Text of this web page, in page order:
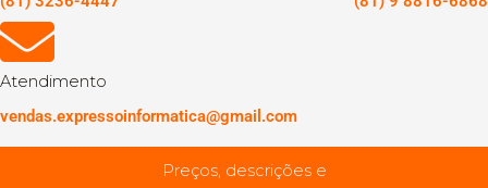
Atendimento
vendas.expressoinformatica@gmail.com
Preços, descrições e